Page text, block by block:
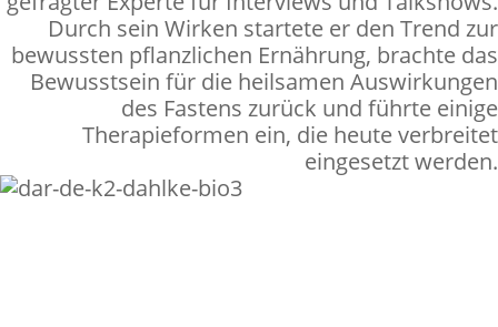
Durch sein Wirken startete er den Trend zur
bewussten pflanzlichen Ernährung, brachte das
Bewusstsein für die heilsamen Auswirkungen
des Fastens zurück und führte einige
Therapieformen ein, die heute verbreitet
eingesetzt werden.